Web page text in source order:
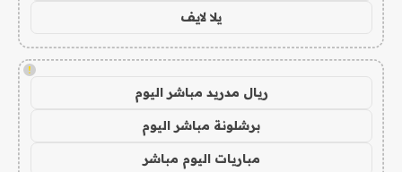
يلا لايف
!
ريال مدريد مباشر اليوم
برشلونة مباشر اليوم
مباريات اليوم مباشر